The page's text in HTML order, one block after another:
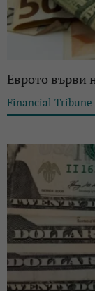
Еврото върви
Financial Tribune